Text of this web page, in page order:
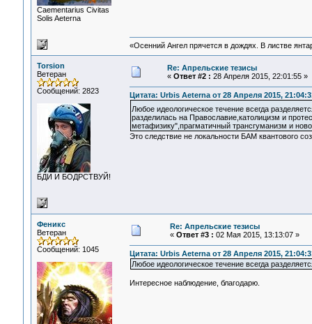
Сaementarius Civitas
Solis Aeterna
«Осенний Ангел прячется в дождях. В листве
Torsion
Ветеран
Сообщений: 2823
БДИ И БОДРСТВУЙ!
Re: Апрельские тезисы
« Ответ #2 : 28 Апреля 2015, 22:01:55 »
Цитата: Urbis Aeterna от 28 Апреля 2015,
Любое идеологическое течение всегда
разделилась на Православие,католицизм и
метафизику",прагматичный трансгуманизм и
Это следствие не локальности БАМ квантового
Феникс
Ветеран
Сообщений: 1045
Re: Апрельские тезисы
« Ответ #3 : 02 Мая 2015, 13:13:07 »
Цитата: Urbis Aeterna от 28 Апреля 2015,
Любое идеологическое течение всегда
Интересное наблюдение, благодарю.